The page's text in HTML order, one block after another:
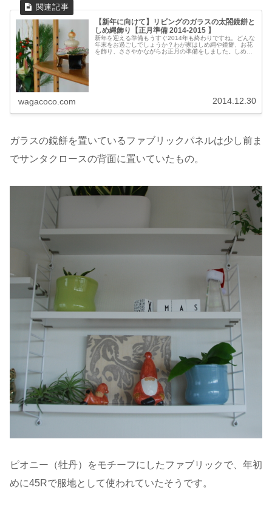
【新年に向けて】リビングのガラスの太閤鏡餅と
しめ縄飾り【正月準備 2014-2015 】
新年を迎える準備もうすぐ2014年も終わりですね。どんな
年末をお過ごしでしょうか？わが家はしめ縄や鏡餅、お花
を飾り、ささやかながらお正月の準備をしました。しめ縄
wagacoco.com 2014.12.30
ガラスの鏡餅を置いているファブリックパネルは少し前ま
でサンタクロースの背面に置いていたもの。
ピオニー（牡丹）をモチーフにしたファブリックで、年初
めに45Rで服地として使われていたそうです。